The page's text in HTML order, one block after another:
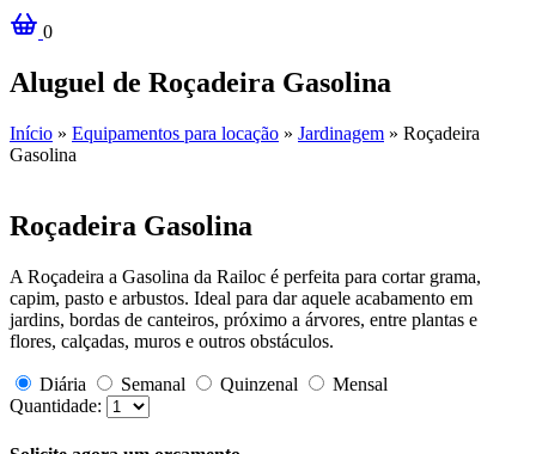
0
Aluguel de Roçadeira Gasolina
Início » Equipamentos para locação » Jardinagem » Roçadeira
Gasolina
Roçadeira Gasolina
A Roçadeira a Gasolina da Railoc é perfeita para cortar grama,
capim, pasto e arbustos. Ideal para dar aquele acabamento em
jardins, bordas de canteiros, próximo a árvores, entre plantas e
flores, calçadas, muros e outros obstáculos.
Diária Semanal Quinzenal
Mensal
Quantidade: